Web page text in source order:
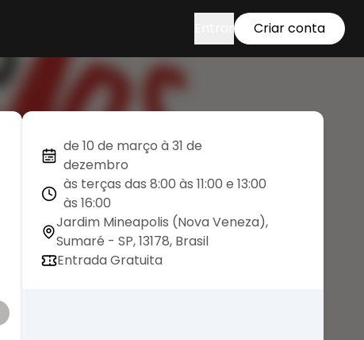
Criar conta
de 10 de março à 31 de
dezembro
às terças das 8:00 às 11:00 e 13:00
às 16:00
Jardim Mineapolis (Nova Veneza),
Sumaré - SP, 13178, Brasil
Entrada Gratuita